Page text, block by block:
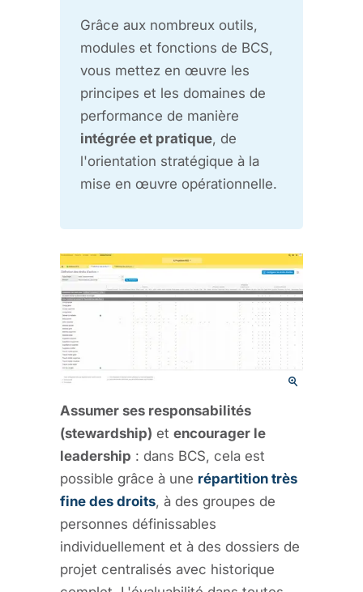
Grâce aux nombreux outils,
modules et fonctions de BCS,
vous mettez en œuvre les
principes et les domaines de
performance de manière
intégrée et pratique, de
l'orientation stratégique à la
mise en œuvre opérationnelle.
Assumer ses responsabilités
(stewardship) et encourager le
leadership : dans BCS, cela est
possible grâce à une répartition très
fine des droits, à des groupes de
personnes définissables
individuellement et à des dossiers de
projet centralisés avec historique